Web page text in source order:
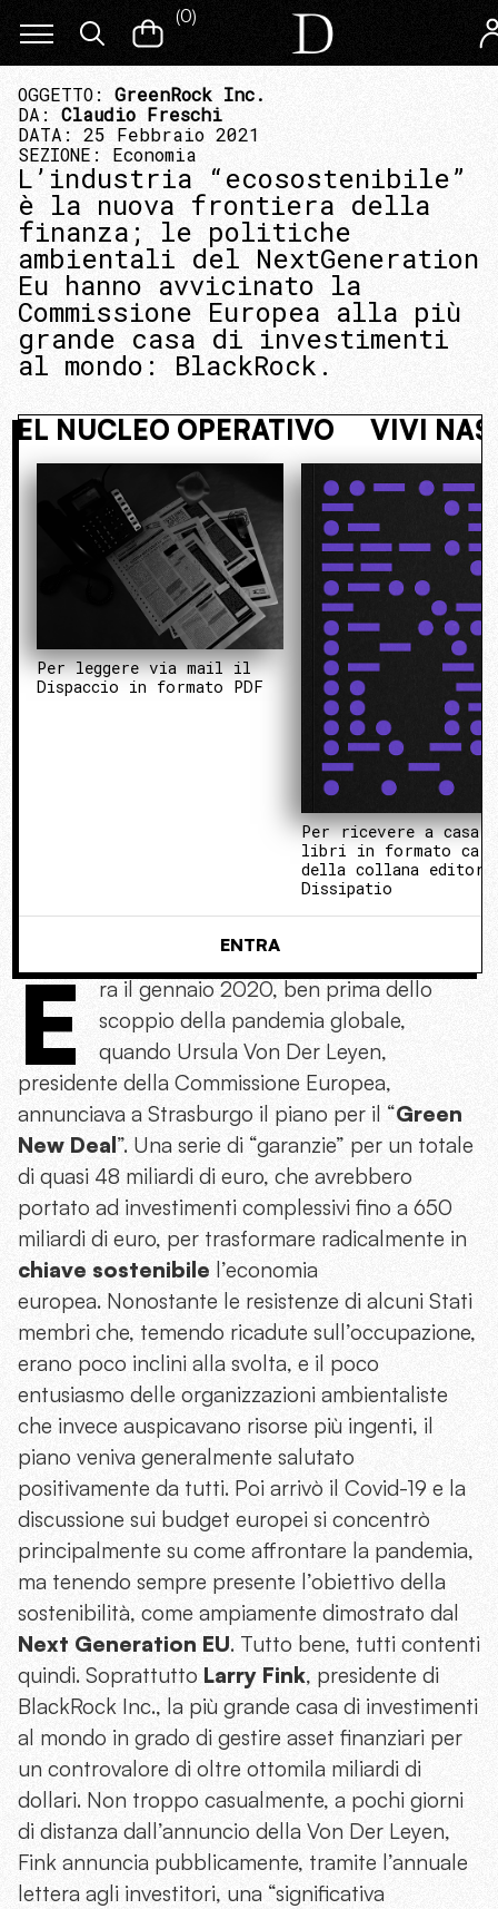
(0)
OGGETTO: GreenRock Inc.
DA: Claudio Freschi
DATA: 25 Febbraio 2021
SEZIONE: Economia
L’industria “ecosostenibile”
è la nuova frontiera della
finanza; le politiche
ambientali del NextGeneration
Eu hanno avvicinato la
Commissione Europea alla più
grande casa di investimenti
al mondo: BlackRock.
ENTRA NEL NUCLEO OPERATIVO
Per leggere via mail il
Dispaccio in formato PDF
Per ricevere a casa i
libri in formato
della collana
Dissipatio
ENTRA
E
ra il gennaio 2020, ben prima dello
scoppio della pandemia globale,
quando Ursula Von Der Leyen,
presidente della Commissione Europea,
annunciava a Strasburgo il piano per il “Green
New Deal”. Una serie di “garanzie” per un totale
di quasi 48 miliardi di euro, che avrebbero
portato ad investimenti complessivi fino a 650
miliardi di euro, per trasformare radicalmente in
chiave sostenibile l’economia
europea. Nonostante le resistenze di alcuni Stati
membri che, temendo ricadute sull’occupazione,
erano poco inclini alla svolta, e il poco
entusiasmo delle organizzazioni ambientaliste
che invece auspicavano risorse più ingenti, il
piano veniva generalmente salutato
positivamente da tutti. Poi arrivò il Covid-19 e la
discussione sui budget europei si concentrò
principalmente su come affrontare la pandemia,
ma tenendo sempre presente l’obiettivo della
sostenibilità, come ampiamente dimostrato dal
Next Generation EU. Tutto bene, tutti contenti
quindi. Soprattutto Larry Fink, presidente di
BlackRock Inc., la più grande casa di investimenti
al mondo in grado di gestire asset finanziari per
un controvalore di oltre ottomila miliardi di
dollari. Non troppo casualmente, a pochi giorni
di distanza dall’annuncio della Von Der Leyen,
Fink annuncia pubblicamente, tramite l’annuale
lettera agli investitori, una “significativa